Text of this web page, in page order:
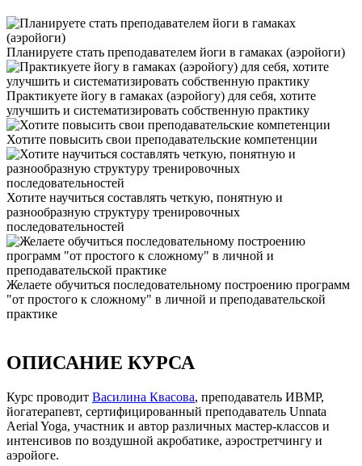
Планируете стать преподавателем йоги в гамаках (аэройоги)
Практикуете йогу в гамаках (аэройогу) для себя, хотите
улучшить и систематизировать собственную практику
Хотите повысить свои преподавательские компетенции
Хотите научиться составлять четкую, понятную и
разнообразную структуру тренировочных
последовательностей
Желаете обучиться последовательному построению программ
"от простого к сложному" в личной и преподавательской
практике
ОПИСАНИЕ КУРСА
Курс проводит Василина Квасова, преподаватель ИВМР,
йогатерапевт, сертифицированный преподаватель Unnata
Aerial Yoga, участник и автор различных мастер-классов и
интенсивов по воздушной акробатике, аэростретчингу и
аэройоге.